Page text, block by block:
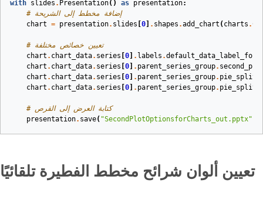
with slides . Presentation() as presentation:
# إضافة مخطط إلى الشريحة
chart = presentation. slides 0 . shapes .add_chart ( charts .
# تعيين خصائص مختلفة
chart . chart_data. series 0 . labels .
chart . chart_data. series 0 . parent_series_group.
chart . chart_data. series 0 . parent_series_group.
chart . chart_data. series 0 . parent_series_group.
# كتابة العرض إلى القرص
presentation. save( "SecondPlotOptionsforCharts_out.pptx"
تعيين ألوان شرائح مخطط الفطيرة تلقائيًا